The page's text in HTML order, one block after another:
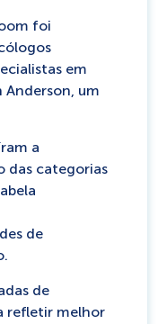
foi
em
Anderson, um
a
das categorias
de
de
refletir melhor